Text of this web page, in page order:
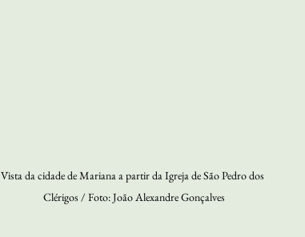
Vista da cidade de Mariana a partir da Igreja de São Pedro dos
Clérigos / Foto: João Alexandre Gonçalves